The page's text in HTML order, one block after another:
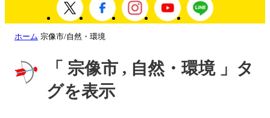
ホーム 宗像市/自然・環境
「 宗像市 , 自然・環境 」タ
グを表示